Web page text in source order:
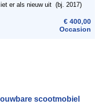
er als nieuw uit (bj. 2017)
€ 400,00
Occasion
scootmobiel